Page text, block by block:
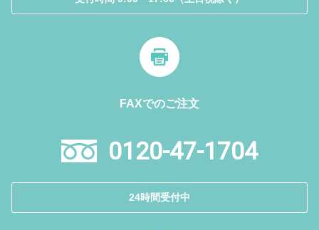
FAXでのご注文
0120-47-1704
24時間受付中